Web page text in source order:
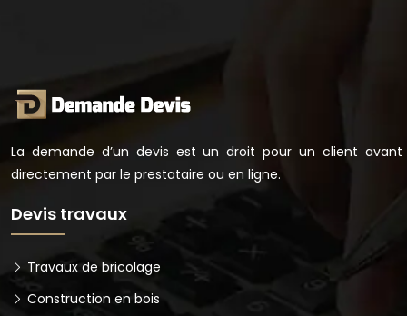
La demande d’un devis est un droit pour un client
directement par le prestataire ou en ligne.
Devis travaux
Travaux de bricolage
Construction en bois